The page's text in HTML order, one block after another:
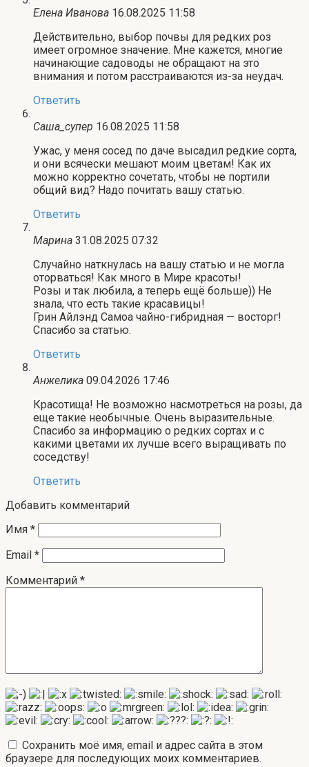
Елена Иванова 16.08.2025 11:58
Действительно, выбор почвы для редких роз
имеет огромное значение. Мне кажется, многие
начинающие садоводы не обращают на это
внимания и потом расстраиваются из-за неудач.
Ответить
Саша_супер 16.08.2025 11:58
Ужас, у меня сосед по даче высадил редкие сорта,
и они всячески мешают моим цветам! Как их
можно корректно сочетать, чтобы не портили
общий вид? Надо почитать вашу статью.
Ответить
Марина 31.08.2025 07:32
Случайно наткнулась на вашу статью и не могла
оторваться! Как много в Мире красоты!
Розы и так любила, а теперь ещё больше)) Не
знала, что есть такие красавицы!
Грин Айлэнд Самоа чайно-гибридная — восторг!
Спасибо за статью.
Ответить
Анжелика 09.04.2026 17:46
Красотища! Не возможно насмотреться на розы, да
еще такие необычные. Очень выразительные.
Спасибо за информацию о редких сортах и с
какими цветами их лучше всего выращивать по
соседству!
Ответить
Добавить комментарий
Имя *
Email *
Комментарий *
Сохранить моё имя, email и адрес сайта в этом
браузере для последующих моих комментариев.